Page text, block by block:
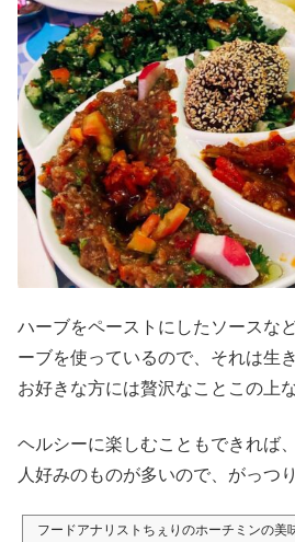
ハーブをペーストにしたソースな
ーブを使っているので、それは生
お好きな方には贅沢なことこの上な
ヘルシーに楽しむこともできれば
人好みのものが多いので、がっつ
フードアナリストちぇりのホーチミンの美